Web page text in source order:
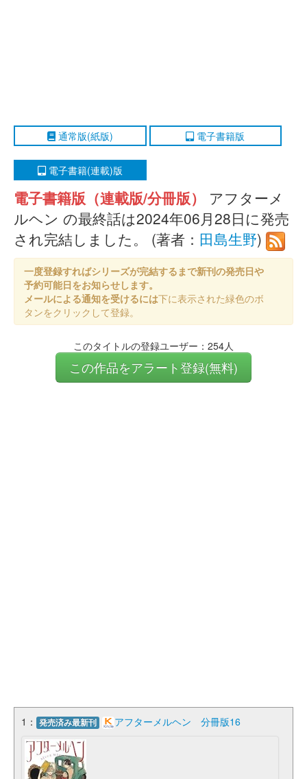
通常版(紙版) 電子書籍版
電子書籍(連載)版
電子書籍版（連載版/分冊版）
アフターメ
ルヘン の最終話は2024年06月28日に発売
され完結しました。 (著者： 田島生野)
一度登録すればシリーズが完結するまで新刊の発売日や
予約可能日をお知らせします。
メールによる通知を受けるには下に表示された緑色のボ
タンをクリックして登録。
このタイトルの登録ユーザー：254人
この作品をアラート登録(無料)
1： 発売済み最新刊 アフターメルヘン 分冊版16